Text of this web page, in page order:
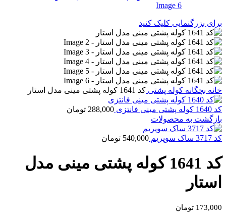
برای بزرگنمایی کلیک کنید
خانه بچگانه کوله پشتی کد 1641 کوله پشتی مینی مدل استار
کد 1640 کوله پشتی مینی فانتزی 288,000 تومان
بازگشت به محصولات
کد 3717 ساک سوپریم 540,000 تومان
کد 1641 کوله پشتی مینی مدل
استار
173,000 تومان